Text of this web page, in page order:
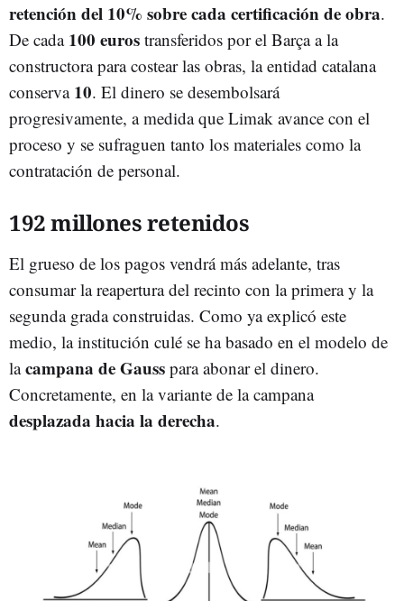
retención del 10% sobre cada certificación de obra.
De cada 100 euros transferidos por el Barça a la
constructora para costear las obras, la entidad catalana
conserva 10. El dinero se desembolsará
progresivamente, a medida que Limak avance con el
proceso y se sufraguen tanto los materiales como la
contratación de personal.
192 millones retenidos
El grueso de los pagos vendrá más adelante, tras
consumar la reapertura del recinto con la primera y la
segunda grada construidas. Como ya explicó este
medio, la institución culé se ha basado en el modelo de
lacampana de Gauss para abonar el dinero.
Concretamente, en la variante de la campana
desplazada hacia la derecha.